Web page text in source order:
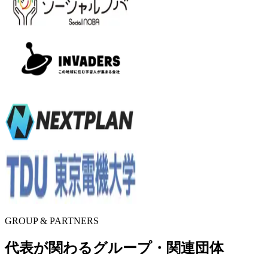
GROUP & PARTNERS
代表が関わるグループ・関連団体